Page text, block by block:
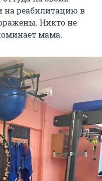
на реабилитацию в
Никто не
мама.